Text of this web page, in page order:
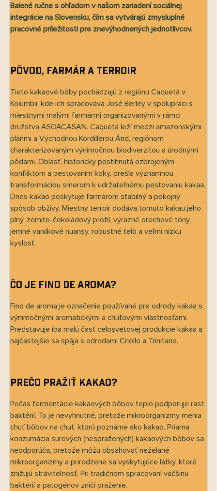
Balené ručne s ohľadom v našom zariadení sociálnej
integrácie na Slovensku, čím sa vytvárajú zmysluplné
pracovné príležitosti pre znevýhodnených jednotlivcov.
Pôvod, farmár a terroir
Tieto kakaové bôby pochádzajú z regiónu Caquetá v
Kolumbii, kde ich spracováva José Berley v spolupráci s
miestnymi malými farmármi organizovanými v rámci
družstva ASOACASAN. Caquetá leží medzi amazonskými
plánmi a Východnou Kordillerou Ánd, regiónom
charakterizovaným výnimočnou biodiverzitou a úrodnými
pôdami. Oblasť, historicky postihnutá ozbrojeným
konfliktom a pestovaním koky, prešla významnou
transformáciou smerom k udržateľnému pestovaniu kakaa.
Dnes kakao poskytuje farmárom stabilný a pokojný
spôsob obživy. Miestny terroir dodáva tomuto kakau jeho
plný, zemito-čokoládový profil, výrazné orechové tóny,
jemné vanilkové nuansy, robustné telo a veľmi nízku
kyslosť.
Čo je Fino de Aroma?
Fino de aroma je označenie používané pre odrody kakaa s
výnimočnými aromatickými a chuťovými vlastnosťami.
Predstavuje iba malú časť celosvetovej produkcie kakaa a
najčastejšie sa spája s odrodami Criollo a Trinitario.
Prečo pražiť kakao?
Počas fermentácie kakaových bôbov teplo podporuje rast
baktérií. To je nevyhnutné, pretože mikroorganizmy menia
chuť bôbov na chuť, ktorú poznáme ako kakao. Priama
konzumácia surových (nespražených) kakaových bôbov sa
neodporúča, pretože môžu obsahovať neželané
mikroorganizmy a prirodzene sa vyskytujúce látky, ktoré
znižujú stráviteľnosť. Pri tradičnom spracovaní väčšinu
baktérií a patogénov zničí praženie.